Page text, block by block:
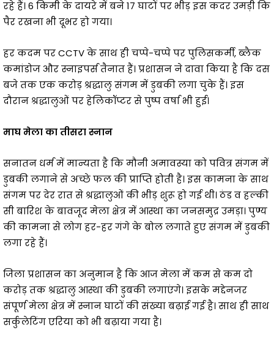
रहे हैं। 6 किमी के दायरे में बने 17 घाटों पर भीड़ इस कदर उमड़ी कि
पैर रखना भी दूभर हो गया।
हर कदम पर CCTV के साथ ही चप्पे-चप्पे पर पुलिसकर्मी, ब्लैक
कमांडोज और स्नाइपर्स तैनात हैं। प्रशासन ने दावा किया है कि दस
बजे तक एक करोड़ श्रद्धालु संगम में डुबकी लगा चुके हैं। इस
दौरान श्रद्धालुओं पर हेलिकॉप्टर से पुष्प वर्षा भी हुई।
माघ मेला का तीसरा स्नान
सनातन धर्म में मान्यता है कि मौनी अमावस्या को पवित्र संगम में
डुबकी लगाने से अच्छे फल की प्राप्ति होती है। इस कामना के साथ
संगम पर देर रात से श्रद्धालुओं की भीड़ शुरू हो गई थी। ठंड व हल्की
सी बारिश के बावजूद मेला क्षेत्र में आस्था का जनसमुद्र उमड़ा। पुण्य
की कामना से लोग हर-हर गंगे के बोल लगाते हुए संगम में डुबकी
लगा रहे हैं।
जिला प्रशासन का अनुमान है कि आज मेला में कम से कम दो
करोड़ तक श्रद्धालु आस्था की डुबकी लगाएंगे। इसके मद्देनजर
संपूर्ण मेला क्षेत्र में स्नान घाटों की संख्या बढ़ाई गई है। साथ ही साथ
सर्कुलेटिंग एरिया को भी बढ़ाया गया है।